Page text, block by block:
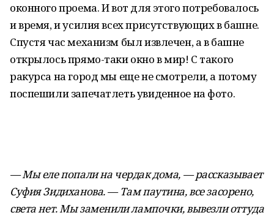
оконного проема. И вот для этого потребовалось
и время, и усилия всех присутствующих в башне.
Спустя час механизм был извлечен, а в башне
открылось прямо-таки окно в мир! С такого
ракурса на город мы еще не смотрели, а потому
поспешили запечатлеть увиденное на фото.
— Мы еле попали на чердак дома, — рассказывает
Суфия Зидиханова. — Там паутина, все засорено,
света нет. Мы заменили лампочки, вывезли оттуда